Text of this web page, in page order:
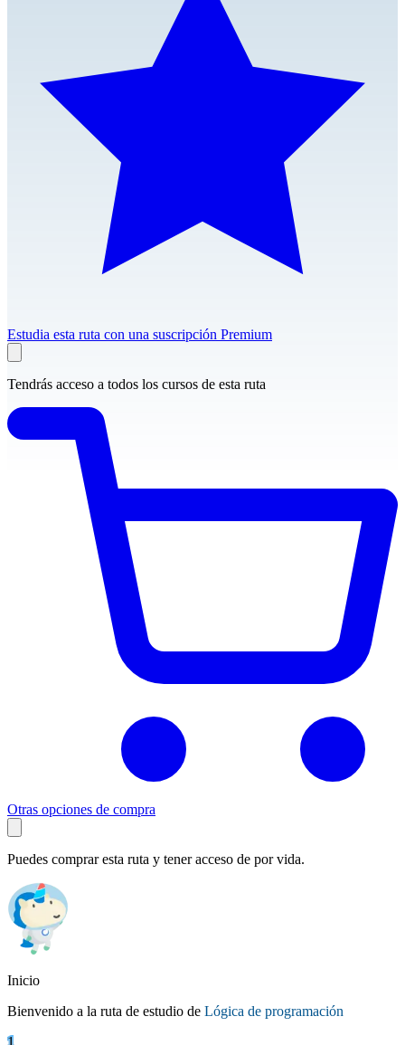
Estudia esta ruta con una suscripción Premium
Tendrás acceso a todos los cursos de esta ruta
Otras opciones de compra
Puedes comprar esta ruta y tener acceso de por vida.
Inicio
Bienvenido a la ruta de estudio de Lógica de programación
1